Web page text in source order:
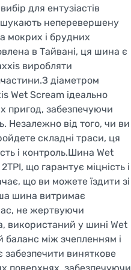
для ентузіастів
шукають неперевершену
мокрих і брудних
в Тайвані, ця шина є
виробляти
діаметром
Wet Scream ідеально
пригод, забезпечуючи
Незалежно від того, чи ви
складні траси, ця
і контроль.Шина Wet
що гарантує міцність і
що ви можете їздити зі
шина витримає
не жертвуючи
використаний у шині Wet
баланс між зчепленням і
виняткове